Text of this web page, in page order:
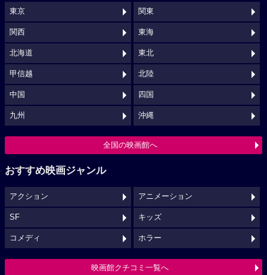
東京 関東
関西 東海
北海道 東北
甲信越 北陸
中国 四国
九州 沖縄
全国の映画館へ
おすすめ映画ジャンル
アクション アニメーション
SF キッズ
コメディ ホラー
映画館クチコミ一覧へ